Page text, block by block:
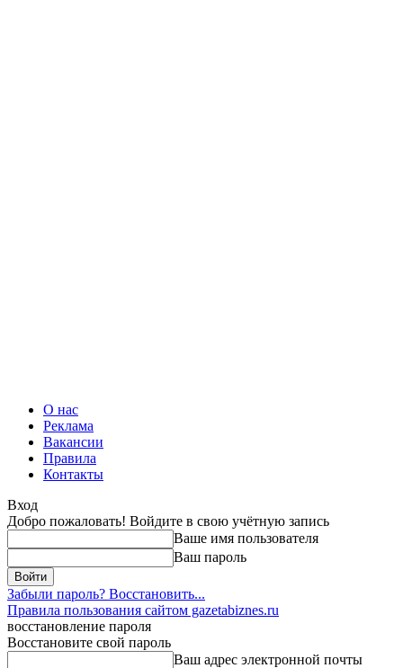
О нас
Реклама
Вакансии
Правила
Контакты
Вход
Добро пожаловать! Войдите в свою учётную запись
Ваше имя пользователя
Ваш пароль
Забыли пароль? Восстановить...
Правила пользования сайтом gazetabiznes.ru
восстановление пароля
Восстановите свой пароль
Ваш адрес электронной почты